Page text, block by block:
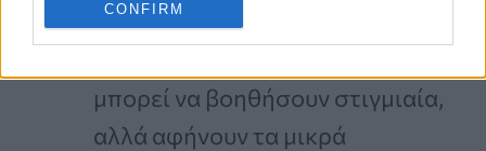
CONFIRM
Αντισταθείτε στην παρόρμηση να
μπορεί να βοηθήσουν στιγμιαία,
αλλά αφήνουν τα μικρά